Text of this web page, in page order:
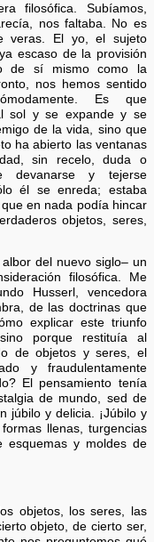
filosófica. Subíamos,
nos faltaba. No es
veras. El yo, el sujeto
escaso de la provisión
de sí mismo como la
nos hemos sentido
Es que
sol y se expande y se
de la vida, sino que
ha abierto las ventanas
sin recelo, duda o
devanarse y tejerse
él se enreda; estaba
en nada podía hincar
objetos, seres,
del nuevo siglo– un
filosófica. Me
Husserl, vencedora
de las doctrinas que
explicar este triunfo
porque restituía al
de objetos y seres, el
y fraudulentamente
El pensamiento tenía
de mundo, sed de
júbilo y delicia. ¡Júbilo y
llenas, turgencias
esquemas y moldes de
objetos, los seres, las
objeto, de cierto ser,